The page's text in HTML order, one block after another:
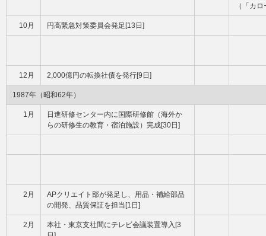
（「カ
10月 円高緊急対策委員会発足[13日]
12月 2,000億円の転換社債を発行[9日]
1987年（昭和62年）
1月
日進研修センター内に国際研修館（海外か
らの研修生の教育・宿泊施設）完成[30日]
2月
APクリエイト部が発足し、用品・補給部品
の開発、品質保証を担当[1日]
2月
本社・東京支社間にテレビ会議装置導入[3